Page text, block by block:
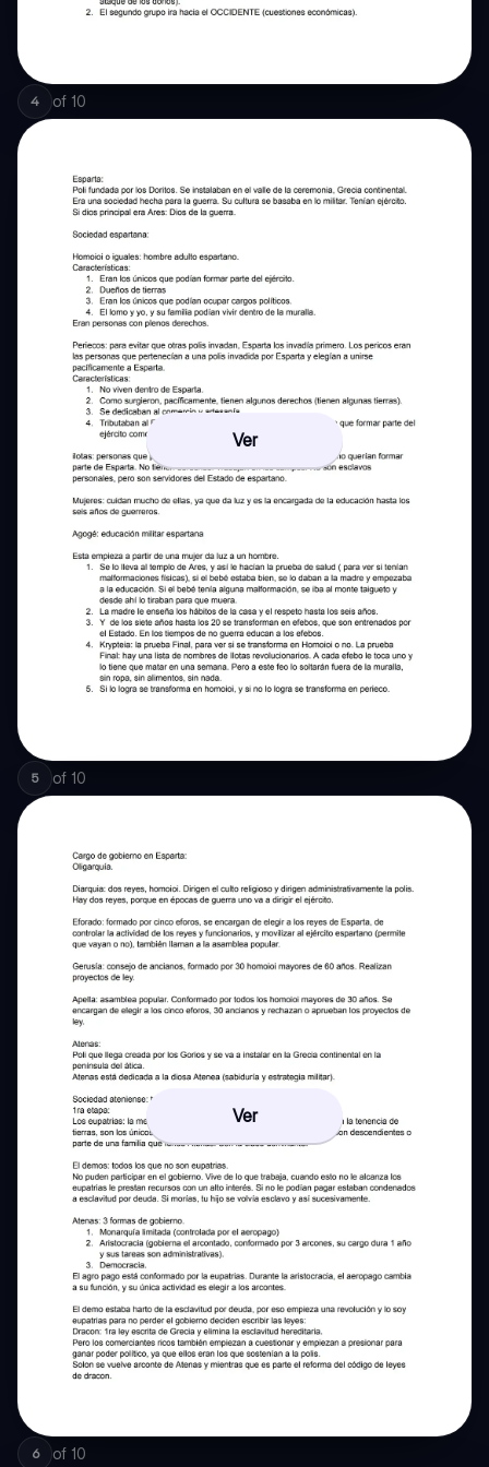
4 of 10
Ver
5 of 10
Ver
6 of 10